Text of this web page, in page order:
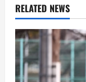
RELATED NEWS